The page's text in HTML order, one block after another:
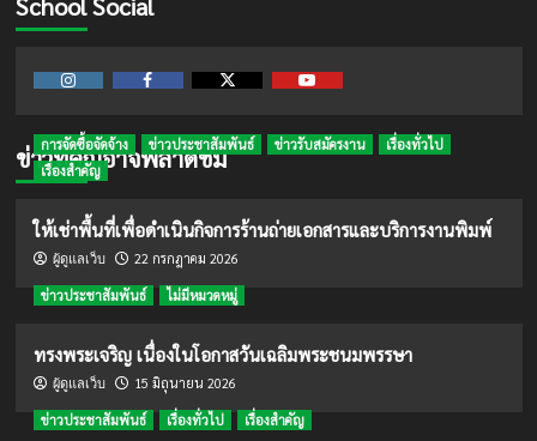
School Social
ข่าวที่คุณอาจพลาดชม
การจัดซื้อจัดจ้าง ข่าวประชาสัมพันธ์ ข่าวรับสมัครงาน
เรื่องทั่วไป
เรื่องสำคัญ
ให้เช่าพื้นที่เพื่อดำเนินกิจการร้านถ่ายเอกสารและบริการงานพิมพ์
ผู้ดูแลเว็บ 22 กรกฎาคม 2026
ข่าวประชาสัมพันธ์ ไม่มีหมวดหมู่
ทรงพระเจริญ เนื่องในโอกาสวันเฉลิมพระชนมพรรษา
ผู้ดูแลเว็บ 15 มิถุนายน 2026
ข่าวประชาสัมพันธ์ เรื่องทั่วไป เรื่องสำคัญ